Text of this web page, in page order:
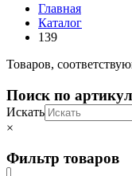
Главная
Каталог
139
Товаров,
Поиск по
Искать
×
Фильтр товаров